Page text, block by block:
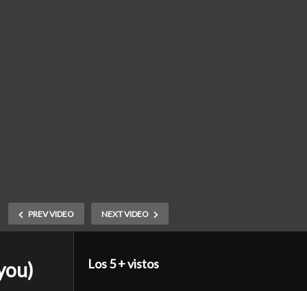
PREV VIDEO NEXT VIDEO
Los 5 + vistos